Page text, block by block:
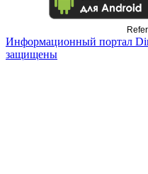
Информационный портал
защищены